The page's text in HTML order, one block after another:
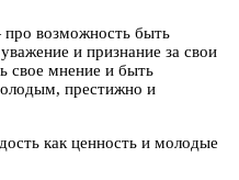
возможность быть
и признание за свои
свое мнение и быть
престижно и
как ценность и молодые